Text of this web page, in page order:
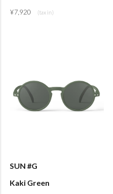
¥7,920
SUN #G
Kaki Green